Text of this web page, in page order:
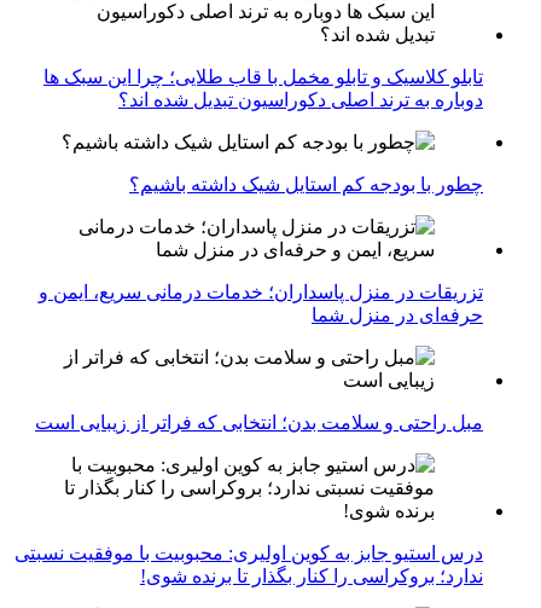
تابلو کلاسیک و تابلو مخمل با قاب طلایی؛ چرا این سبک ها
دوباره به ترند اصلی دکوراسیون تبدیل شده اند؟
چطور با بودجه کم استایل شیک داشته باشیم؟
تزریقات در منزل پاسداران؛ خدمات درمانی سریع، ایمن و
حرفه‌ای در منزل شما
مبل راحتی و سلامت بدن؛ انتخابی که فراتر از زیبایی است
درس استیو جابز به کوین اولیری: محبوبیت با موفقیت نسبتی
ندارد؛ بروکراسی را کنار بگذار تا برنده شوی!